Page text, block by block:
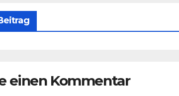
einen Kommentar